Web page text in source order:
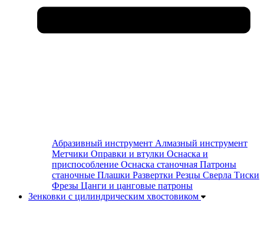
Абразивный инструмент Алмазный инструмент
Метчики Оправки и втулки Оснаска и
приспособление Оснаска станочная Патроны
станочные Плашки Развертки Резцы Сверла Тиски
Фрезы Цанги и цанговые патроны
Зенковки с цилиндрическим хвостовиком